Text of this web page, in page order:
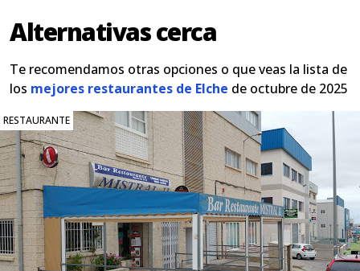
Alternativas cerca
Te recomendamos otras opciones o que veas la lista de
los mejores restaurantes de Elche de octubre de 2025
RESTAURANTE